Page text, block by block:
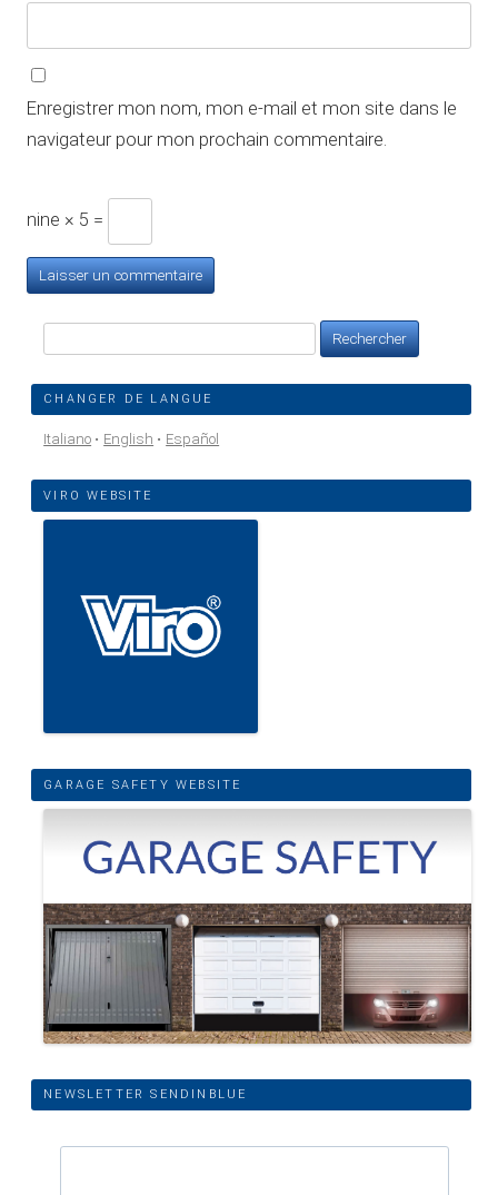
Enregistrer mon nom, mon e-mail et mon site dans le
navigateur pour mon prochain commentaire.
nine × 5 =
CHANGER DE LANGUE
Italiano English Español
VIRO WEBSITE
GARAGE SAFETY WEBSITE
NEWSLETTER SENDINBLUE